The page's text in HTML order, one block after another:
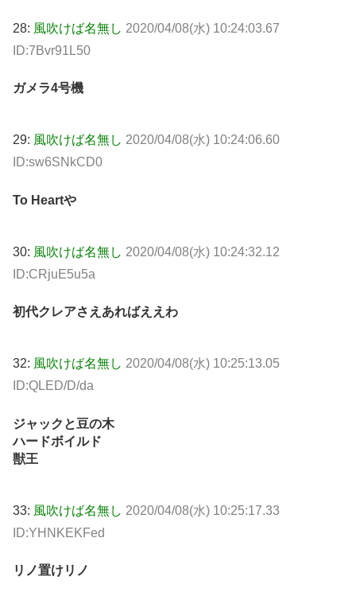
28: 風吹けば名無し 2020/04/08(水) 10:24:03.67
ID:7Bvr91L50
ガメラ4号機
29: 風吹けば名無し 2020/04/08(水) 10:24:06.60
ID:sw6SNkCD0
To Heartや
30: 風吹けば名無し 2020/04/08(水) 10:24:32.12
ID:CRjuE5u5a
初代クレアさえあればええわ
32: 風吹けば名無し 2020/04/08(水) 10:25:13.05
ID:QLED/D/da
ジャックと豆の木
ハードボイルド
獣王
33: 風吹けば名無し 2020/04/08(水) 10:25:17.33
ID:YHNKEKFed
リノ置けリノ